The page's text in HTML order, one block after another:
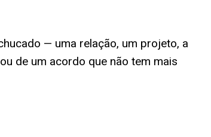
— uma relação, um projeto, a
de um acordo que não tem mais